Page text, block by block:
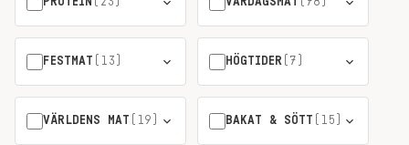
FESTMAT (13) HÖGTIDER (7)
VÄRLDENS MAT (19) BAKAT & SÖTT (15)